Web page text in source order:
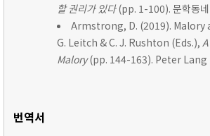
할 권리가 있다(pp. 1-100). 문학동네
Armstrong, D. (2019). Malory
G. Leitch & C. J. Rushton (Eds.),
Malory(pp. 144-163). Peter
번역서